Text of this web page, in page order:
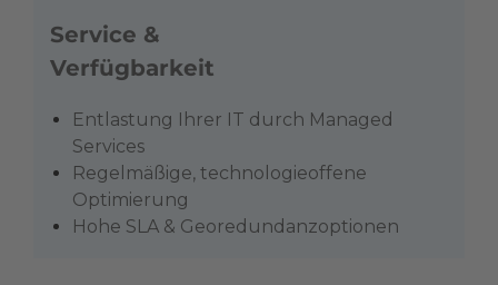
Service &
Verfügbarkeit
Entlastung Ihrer IT durch Managed
Services
Regelmäßige, technologieoffene
Optimierung
Hohe SLA & Georedundanzoptionen